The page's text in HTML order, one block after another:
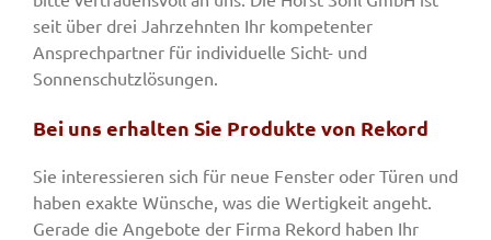
seit über drei Jahrzehnten Ihr kompetenter
Ansprechpartner für individuelle Sicht- und
Sonnenschutzlösungen.
Bei uns erhalten Sie Produkte von Rekord
Sie interessieren sich für neue Fenster oder Türen und
haben exakte Wünsche, was die Wertigkeit angeht.
Gerade die Angebote der Firma Rekord haben Ihr